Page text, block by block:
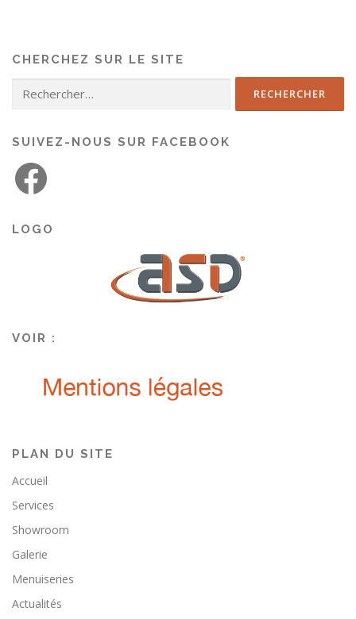
CHERCHEZ SUR LE SITE
SUIVEZ-NOUS SUR FACEBOOK
LOGO
VOIR :
PLAN DU SITE
Accueil
Services
Showroom
Galerie
Menuiseries
Actualités